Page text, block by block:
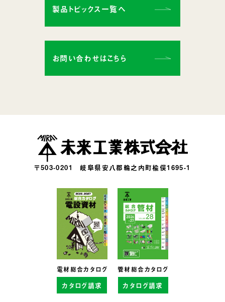
製品トピックス一覧へ
お問い合わせはこちら
〒503-0201 岐阜県安八郡輪之内町楡俣1695-1
電材総合カタログ
カタログ請求
管材総合カタログ
カタログ請求